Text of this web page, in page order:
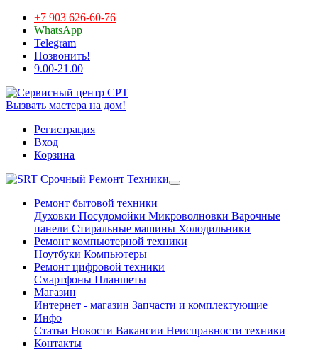
+7 903 626-60-76
WhatsApp
Telegram
Позвонить!
9.00-21.00
Вызвать мастера на дом!
Регистрация
Вход
Корзина
Срочный Ремонт Техники
Ремонт бытовой техники
Духовки Посудомойки Микроволновки Варочные
панели Стиральные машины Холодильники
Ремонт компьютерной техники
Ноутбуки Компьютеры
Ремонт цифровой техники
Смартфоны Планшеты
Магазин
Интернет - магазин Запчасти и комплектующие
Инфо
Статьи Новости Вакансии Неисправности техники
Контакты